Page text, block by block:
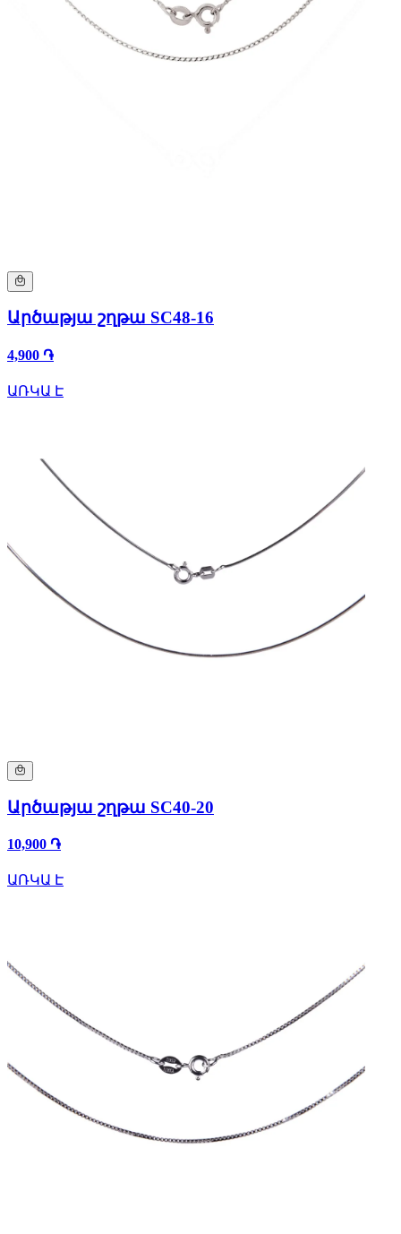
Արծաթյա շղթա SC48-16
4,900 ֏
ԱՌԿԱ Է
Արծաթյա շղթա SC40-20
10,900 ֏
ԱՌԿԱ Է